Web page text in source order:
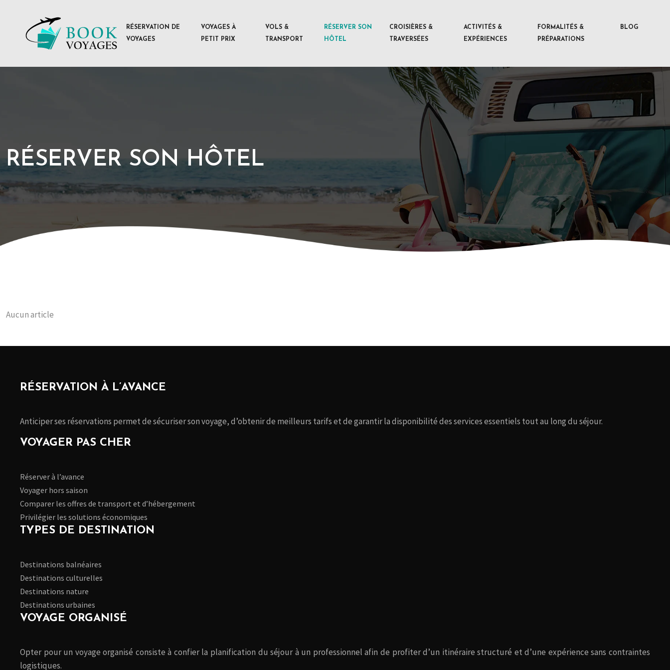
RÉSERVATION DE
VOYAGES
VOYAGES À
PETIT PRIX
VOLS &
TRANSPORT
RÉSERVER SON
HÔTEL
CROISIÈRES &
TRAVERSÉES
ACTIVITÉS &
EXPÉRIENCES
FORMALITÉS &
PRÉPARATIONS
BLOG
RÉSERVER SON HÔTEL
Aucun article
RÉSERVATION À L’AVANCE
Anticiper ses réservations permet de sécuriser son voyage, d’obtenir de meilleurs tarifs et de garantir la disponibilité des services essentiels tout au long du séjour.
VOYAGER PAS CHER
Réserver à l’avance
Voyager hors saison
Comparer les offres de transport et d’hébergement
Privilégier les solutions économiques
TYPES DE DESTINATION
Destinations balnéaires
Destinations culturelles
Destinations nature
Destinations urbaines
VOYAGE ORGANISÉ
Opter pour un voyage organisé consiste à confier la planification du séjour à un professionnel afin de profiter d’un itinéraire structuré et d’une expérience sans contraintes
logistiques.